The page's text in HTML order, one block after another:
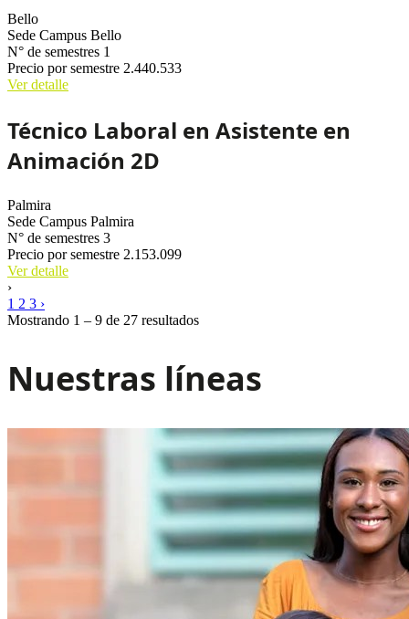
Bello
Sede Campus Bello
N° de semestres 1
Precio por semestre 2.440.533
Ver detalle
Técnico Laboral en Asistente en
Animación 2D
Palmira
Sede Campus Palmira
N° de semestres 3
Precio por semestre 2.153.099
Ver detalle
›
1 2 3 ›
Mostrando 1 – 9 de 27 resultados
Nuestras líneas